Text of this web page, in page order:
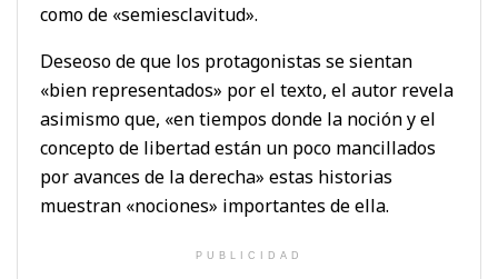
como de «semiesclavitud».
Deseoso de que los protagonistas se sientan
«bien representados» por el texto, el autor revela
asimismo que, «en tiempos donde la noción y el
concepto de libertad están un poco mancillados
por avances de la derecha» estas historias
muestran «nociones» importantes de ella.
PUBLICIDAD